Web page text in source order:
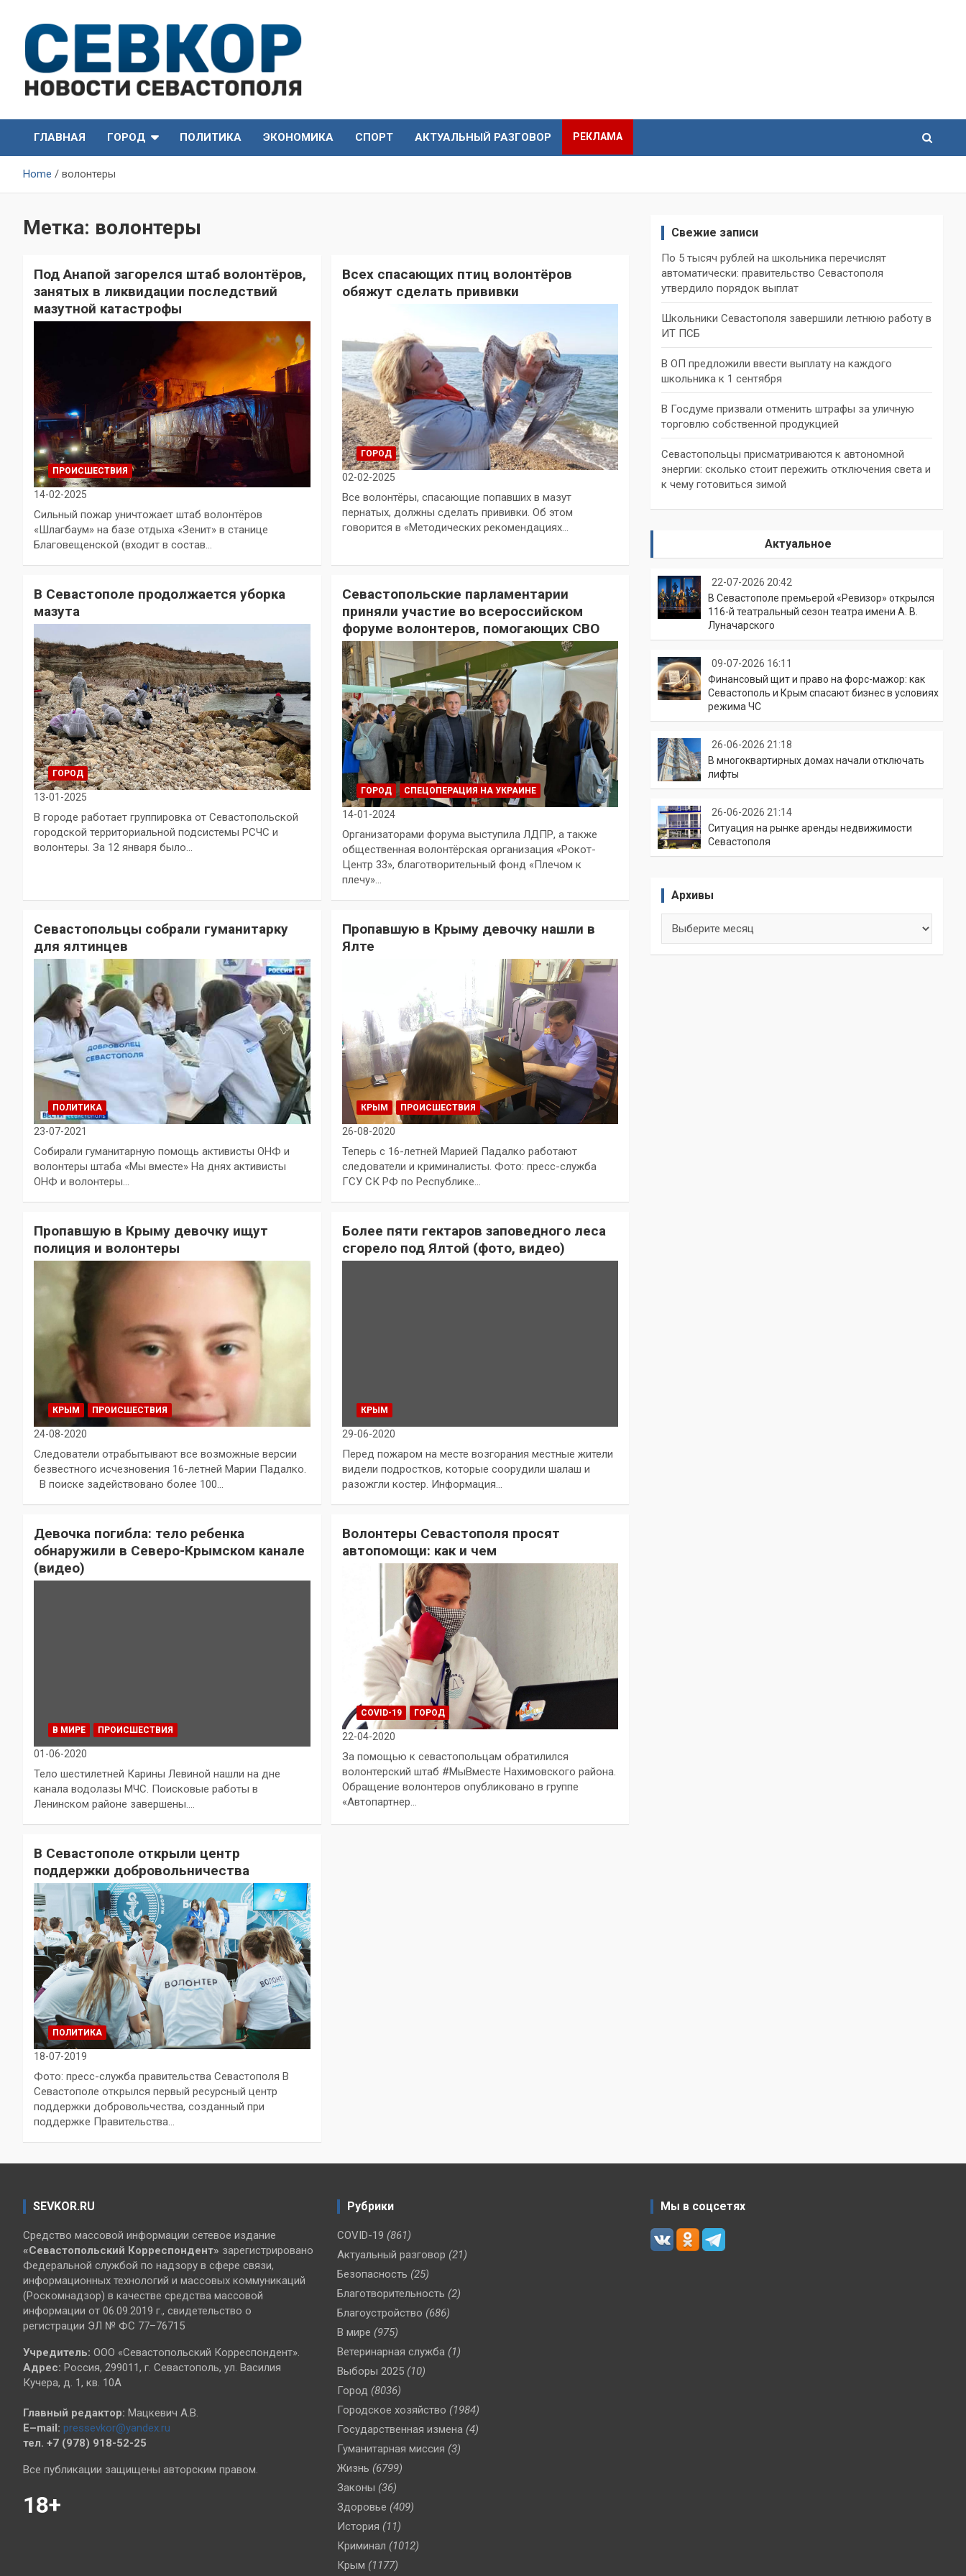
content
СевКор — Новости
Севастополя
Севастополя
ГЛАВНАЯ
ГОРОД ПОЛИТИКА ЭКОНОМИКА СПОРТ АКТУАЛЬНЫЙ РАЗГОВОР РЕКЛАМА
Home волонтеры
Метка: волонтеры
Под Анапой загорелся штаб волонтёров,
занятых в ликвидации последствий
мазутной катастрофы
ПРОИСШЕСТВИЯ
14-02-2025
Сильный пожар уничтожает штаб волонтёров
«Шлагбаум» на базе отдыха «Зенит» в станице
Благовещенской (входит в состав…
Всех спасающих птиц волонтёров
обяжут сделать прививки
ГОРОД
02-02-2025
Все волонтёры, спасающие попавших в мазут
пернатых, должны сделать прививки. Об этом
говорится в «Методических рекомендациях…
В Севастополе продолжается уборка
мазута
ГОРОД
13-01-2025
В городе работает группировка от Севастопольской
городской территориальной подсистемы РСЧС и
волонтеры. За 12 января было…
Севастопольские парламентарии
приняли участие во всероссийском
форуме волонтеров, помогающих СВО
ГОРОД СПЕЦОПЕРАЦИЯ НА УКРАИНЕ
14-01-2024
Организаторами форума выступила ЛДПР, а также
общественная волонтёрская организация «Рокот-
Центр 33», благотворительный фонд «Плечом к
плечу»…
Севастопольцы собрали гуманитарку
для ялтинцев
ПОЛИТИКА
23-07-2021
Собирали гуманитарную помощь активисты ОНФ и
волонтеры штаба «Мы вместе» На днях активисты
ОНФ и волонтеры…
Пропавшую в Крыму девочку нашли в
Ялте
КРЫМ ПРОИСШЕСТВИЯ
26-08-2020
Теперь с 16-летней Марией Падалко работают
следователи и криминалисты. Фото: пресс-служба
ГСУ СК РФ по Республике…
Пропавшую в Крыму девочку ищут
полиция и волонтеры
КРЫМ ПРОИСШЕСТВИЯ
24-08-2020
Следователи отрабытывают все возможные версии
безвестного исчезновения 16-летней Марии Падалко.
В поиске задействовано более 100…
Более пяти гектаров заповедного леса
сгорело под Ялтой (фото, видео)
КРЫМ
29-06-2020
Перед пожаром на месте возгорания местные жители
видели подростков, которые соорудили шалаш и
разожгли костер. Информация…
Девочка погибла: тело ребенка
обнаружили в Северо-Крымском канале
(видео)
В МИРЕ ПРОИСШЕСТВИЯ
01-06-2020
Тело шестилетней Карины Левиной нашли на дне
канала водолазы МЧС. Поисковые работы в
Ленинском районе завершены.…
Волонтеры Севастополя просят
автопомощи: как и чем
COVID-19 ГОРОД
22-04-2020
За помощью к севастопольцам обратилился
волонтерский штаб #МыВместе Нахимовского района.
Обращение волонтеров опубликовано в группе
«Автопартнер…
В Севастополе открыли центр
поддержки добровольничества
ПОЛИТИКА
18-07-2019
Фото: пресс-служба правительства Севастополя В
Севастополе открылся первый ресурсный центр
поддержки добровольчества, созданный при
поддержке Правительства…
Свежие записи
По 5 тысяч рублей на школьника перечислят
автоматически: правительство Севастополя
утвердило порядок выплат
Школьники Севастополя завершили летнюю работу в
ИТ ПСБ
В ОП предложили ввести выплату на каждого
школьника к 1 сентября
В Госдуме призвали отменить штрафы за уличную
торговлю собственной продукцией
Севастопольцы присматриваются к автономной
энергии: сколько стоит пережить отключения света и
к чему готовиться зимой
Актуальное
22-07-2026 20:42
В Севастополе премьерой «Ревизор» открылся
116-й театральный сезон театра имени А. В.
Луначарского
09-07-2026 16:11
Финансовый щит и право на форс-мажор: как
Севастополь и Крым спасают бизнес в условиях
режима ЧС
26-06-2026 21:18
В многоквартирных домах начали отключать
лифты
26-06-2026 21:14
Ситуация на рынке аренды недвижимости
Севастополя
Архивы
SEVKOR.RU
Средство массовой информации сетевое издание
«Севастопольский Корреспондент» зарегистрировано
Федеральной службой по надзору в сфере связи,
информационных технологий и массовых коммуникаций
(Роскомнадзор) в качестве средства массовой
информации от 06.09.2019 г., свидетельство о
регистрации ЭЛ № ФС 77–76715
Учредитель: ООО «Севастопольский Корреспондент».
Адрес: Россия, 299011, г. Севастополь, ул. Василия
Кучера, д. 1, кв. 10А
Главный редактор: Мацкевич А.В.
E–mail: pressevkor@yandex.ru
тел. +7 (978) 918-52-25
Все публикации защищены авторским правом.
18+
Рубрики
COVID-19 (861)
Актуальный разговор (21)
Безопасность (25)
Благотворительность (2)
Благоустройство (686)
В мире (975)
Ветеринарная служба (1)
Выборы 2025 (10)
Город (8036)
Городское хозяйство (1984)
Государственная измена (4)
Гуманитарная миссия (3)
Жизнь (6799)
Законы (36)
Здоровье (409)
История (11)
Криминал (1012)
Крым (1177)
Мы в соцсетях